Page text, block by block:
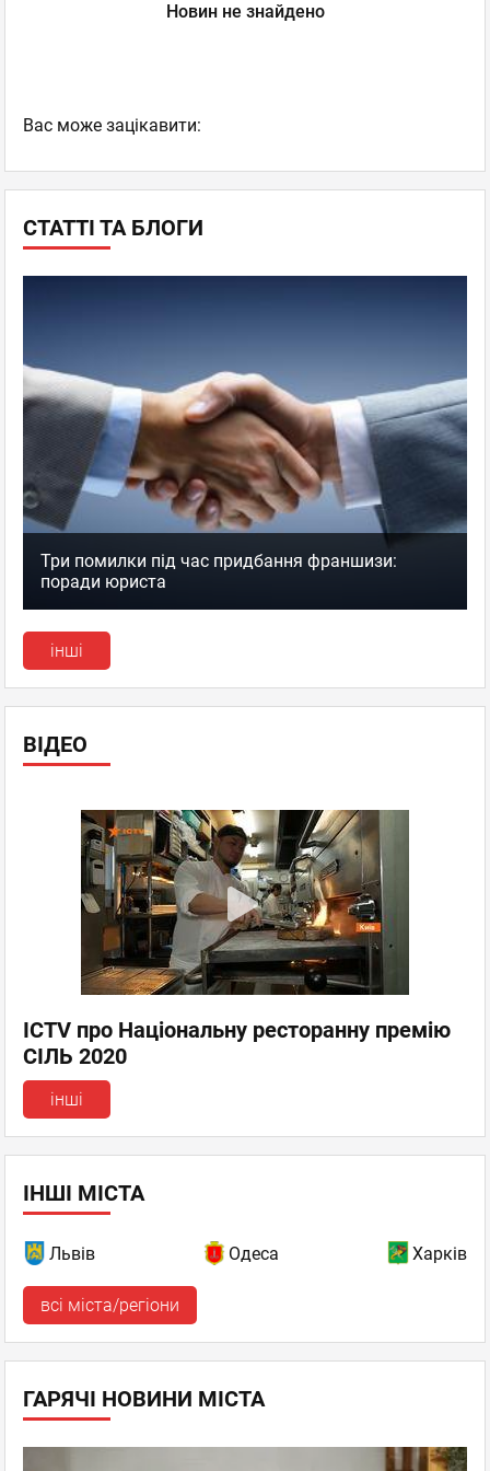
СТАТТІ ТА БЛОГИ
Три помилки під час придбання франшизи:
поради юриста
інші
ВІДЕО
ICTV про Національну ресторанну премію
СІЛЬ 2020
інші
Новин не знайдено
Вас може зацікавити:
ІНШІ МІСТА
Львів Одеса Харків
всі міста/регіони
ГАРЯЧІ НОВИНИ МІСТА